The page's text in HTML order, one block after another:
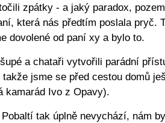
zpátky - a jaký paradox,
která nás předtím poslala pryč.
dovolené od paní xy a bylo to.
a chataři vytvořili parádní
jsme se před cestou domů
kamarád Ivo z Opavy).
tak úplně nevychází, nám